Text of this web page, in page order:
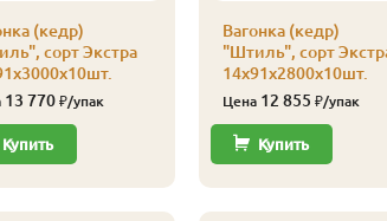
(кедр)
сорт Экстра
13 770₽/упак
Купить
Вагонка (кедр)
"Штиль", сорт
14х91х2800х10шт.
Цена 12 855 ₽/упак
Купить